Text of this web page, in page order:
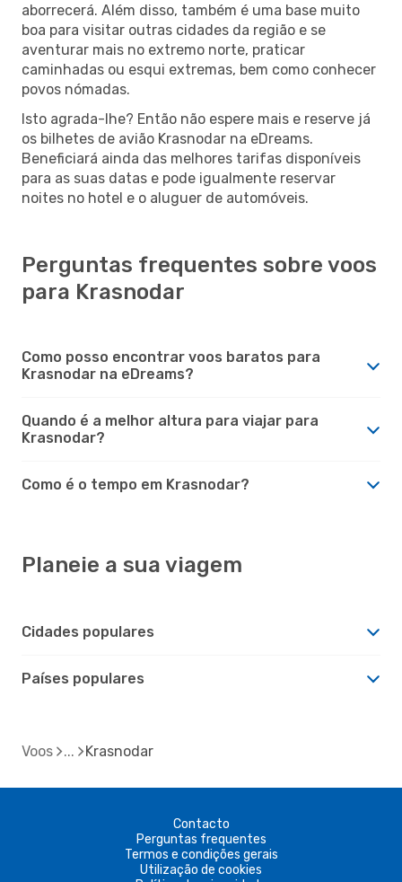
aborrecerá. Além disso, também é uma base muito
boa para visitar outras cidades da região e se
aventurar mais no extremo norte, praticar
caminhadas ou esqui extremas, bem como conhecer
povos nómadas.
Isto agrada-lhe? Então não espere mais e reserve já
os bilhetes de avião Krasnodar na eDreams.
Beneficiará ainda das melhores tarifas disponíveis
para as suas datas e pode igualmente reservar
noites no hotel e o aluguer de automóveis.
Perguntas frequentes sobre voos
para Krasnodar
Como posso encontrar voos baratos para
Krasnodar na eDreams?
Quando é a melhor altura para viajar para
Krasnodar?
Como é o tempo em Krasnodar?
Planeie a sua viagem
Cidades populares
Países populares
Voos Krasnodar
Contacto
Perguntas frequentes
Termos e condições gerais
Utilização de cookies